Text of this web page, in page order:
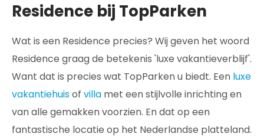
Residence bij TopParken
Wat is een Residence precies? Wij geven het woord
Residence graag de betekenis 'luxe vakantieverblijf'.
Want dat is precies wat TopParken u biedt. Een luxe
vakantiehuisof villa met een stijlvolle inrichting en
van alle gemakken voorzien. En dat op een
fantastische locatie op het Nederlandse platteland.